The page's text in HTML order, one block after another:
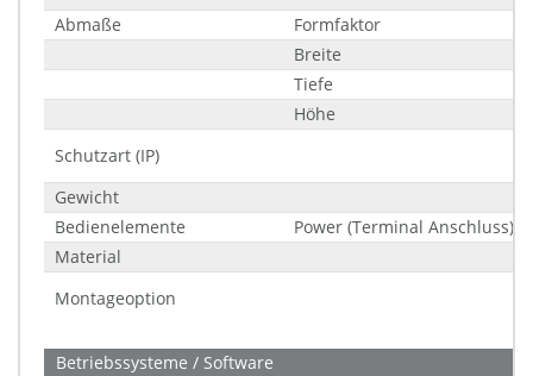
Abmaße
Formfaktor
Breite
Tiefe
Höhe
Schutzart (IP)
Gewicht
Bedienelemente
Power (Terminal Anschluss)
Material
Montageoption
Betriebssysteme / Software